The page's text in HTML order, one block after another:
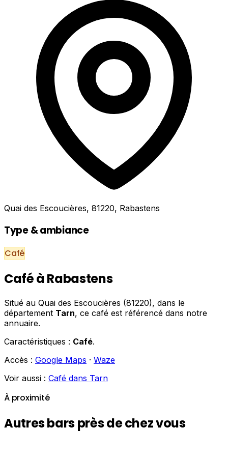
Quai des Escoucières, 81220, Rabastens
Type & ambiance
Café
Café à Rabastens
Situé au Quai des Escoucières (81220), dans le
département Tarn, ce café est référencé dans notre
annuaire.
Caractéristiques : Café.
Accès : Google Maps · Waze
Voir aussi : Café dans Tarn
À proximité
Autres bars près de chez vous